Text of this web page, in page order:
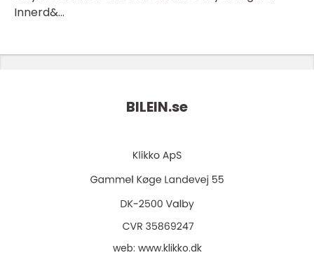
Innerd&...
BILEIN.se
web: www.klikko.dk